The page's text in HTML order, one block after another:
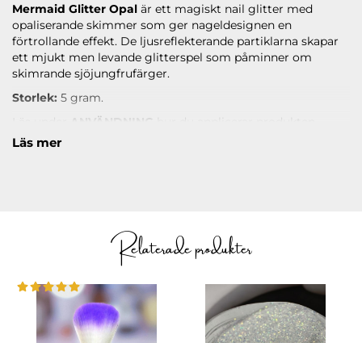
Mermaid Glitter Opal är ett magiskt nail glitter med
opaliserande skimmer som ger nageldesignen en
förtrollande effekt. De ljusreflekterande partiklarna skapar
ett mjukt men levande glitterspel som påminner om
skimrande sjöjungfrufärger.
Storlek: 5 gram.
ANVÄNDNING
Läs mer
Relaterade produkter